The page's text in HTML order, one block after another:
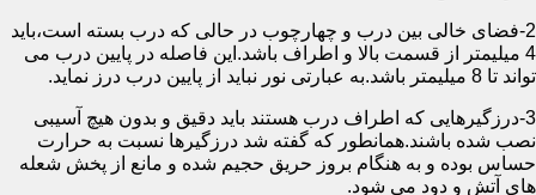
2-فضای خالی بین درب و چهارچوب در حالی که درب بسته است،باید
4 میلیمتر از قسمت بالا و اطراف باشد.این فاصله در پایین درب می
تواند تا 8 میلیمتر باشد.به عبارتی نور نباید از پایین درب درز نماید.
3-درزگیرهایی که اطراف درب هستند باید دقیق و بدون هیچ آسیبی
نصب شده باشند.همانطور که گفته شد درزگیرها نسبت به حرارت
حساس بوده و به هنگام بروز حریق حجیم شده و مانع از پخش شعله
های آتش و دود می شود.